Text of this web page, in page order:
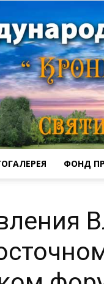
ФОНД